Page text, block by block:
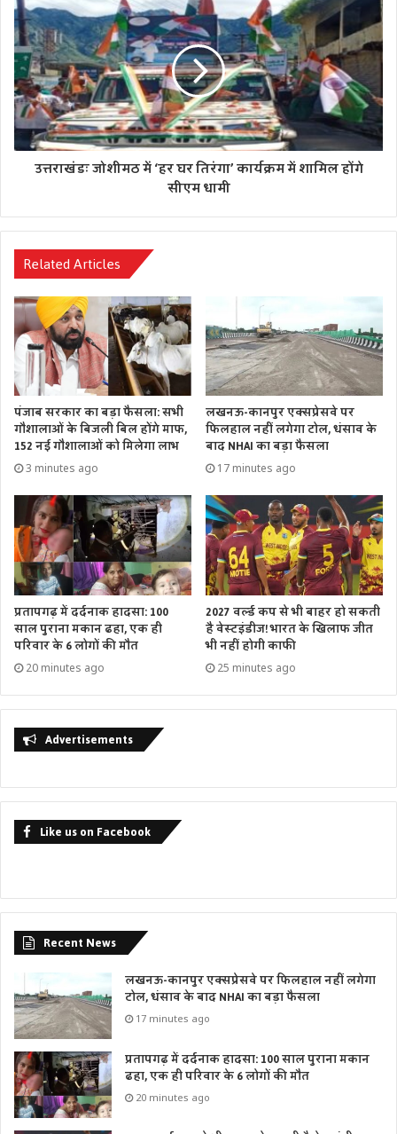
उत्तराखंडः जोशीमठ में ‘हर घर तिरंगा’ कार्यक्रम में शामिल होंगे
सीएम धामी
Related Articles
पंजाब सरकार का बड़ा फैसला: सभी
गौशालाओं के बिजली बिल होंगे माफ,
152 नई गौशालाओं को मिलेगा लाभ
3 minutes ago
लखनऊ-कानपुर एक्सप्रेसवे पर
फिलहाल नहीं लगेगा टोल, धंसाव के
बाद NHAI का बड़ा फैसला
17 minutes ago
प्रतापगढ़ में दर्दनाक हादसा: 100
साल पुराना मकान ढहा, एक ही
परिवार के 6 लोगों की मौत
20 minutes ago
2027 वर्ल्ड कप से भी बाहर हो सकती
है वेस्टइंडीज! भारत के खिलाफ जीत
भी नहीं होगी काफी
25 minutes ago
Advertisements
Like us on Facebook
Recent News
लखनऊ-कानपुर एक्सप्रेसवे पर फिलहाल नहीं लगेगा
टोल, धंसाव के बाद NHAI का बड़ा फैसला
17 minutes ago
प्रतापगढ़ में दर्दनाक हादसा: 100 साल पुराना मकान
ढहा, एक ही परिवार के 6 लोगों की मौत
20 minutes ago